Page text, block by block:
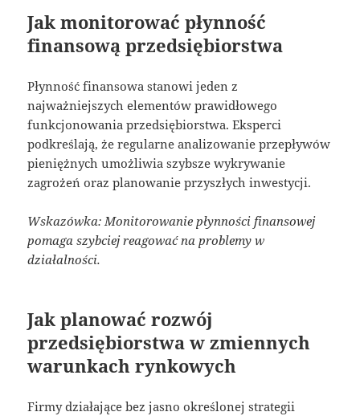
Jak monitorować płynność
finansową przedsiębiorstwa
Płynność finansowa stanowi jeden z
najważniejszych elementów prawidłowego
funkcjonowania przedsiębiorstwa. Eksperci
podkreślają, że regularne analizowanie przepływów
pieniężnych umożliwia szybsze wykrywanie
zagrożeń oraz planowanie przyszłych inwestycji.
Wskazówka: Monitorowanie płynności finansowej
pomaga szybciej reagować na problemy w
działalności.
Jak planować rozwój
przedsiębiorstwa w zmiennych
warunkach rynkowych
Firmy działające bez jasno określonej strategii